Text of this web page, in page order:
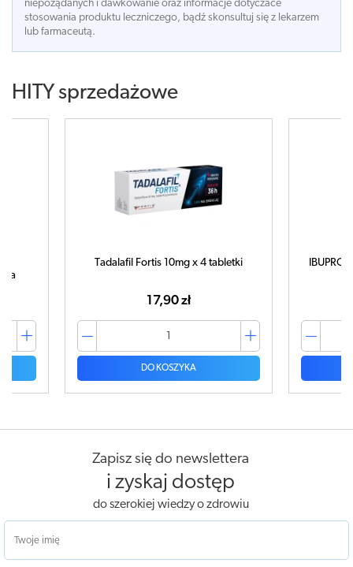
niepożądanych i dawkowanie oraz informacje dotyczace
stosowania produktu leczniczego, bądź skonsultuj się z lekarzem
lub farmaceutą.
HITY sprzedażowe
Tadalafil Fortis 10mg x 4 tabletki
17,90 zł
DO KOSZYKA
Zapisz się do newslettera
i zyskaj dostęp
do szerokiej wiedzy o zdrowiu